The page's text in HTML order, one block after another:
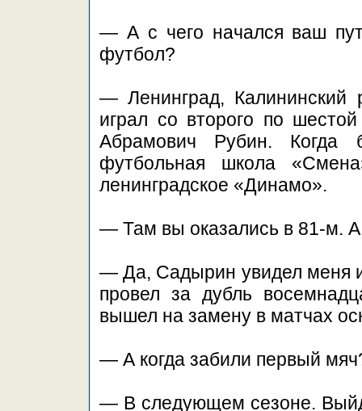
— А с чего начался ваш
футбол?
— Ленинград, Калининский
играл со второго по
Абрамович Рубин. Когда
футбольная школа
ленинградское «Динамо».
— Там вы оказались в 81-м.
— Да, Садырин увидел меня
провел за дубль
вышел на замену в матчах
— А когда забили первый
— В следующем сезоне.